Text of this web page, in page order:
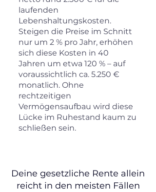
laufenden
Lebenshaltungskosten.
Steigen die Preise im Schnitt
nur um 2 % pro Jahr, erhöhen
sich diese Kosten in 40
Jahren um etwa 120 % – auf
voraussichtlich ca. 5.250 €
monatlich. Ohne
rechtzeitigen
Vermögensaufbau wird diese
Lücke im Ruhestand kaum zu
schließen sein.
Deine gesetzliche Rente allein
reicht in den meisten Fällen